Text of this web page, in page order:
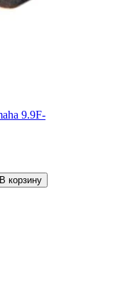
9.9F-
В корзину